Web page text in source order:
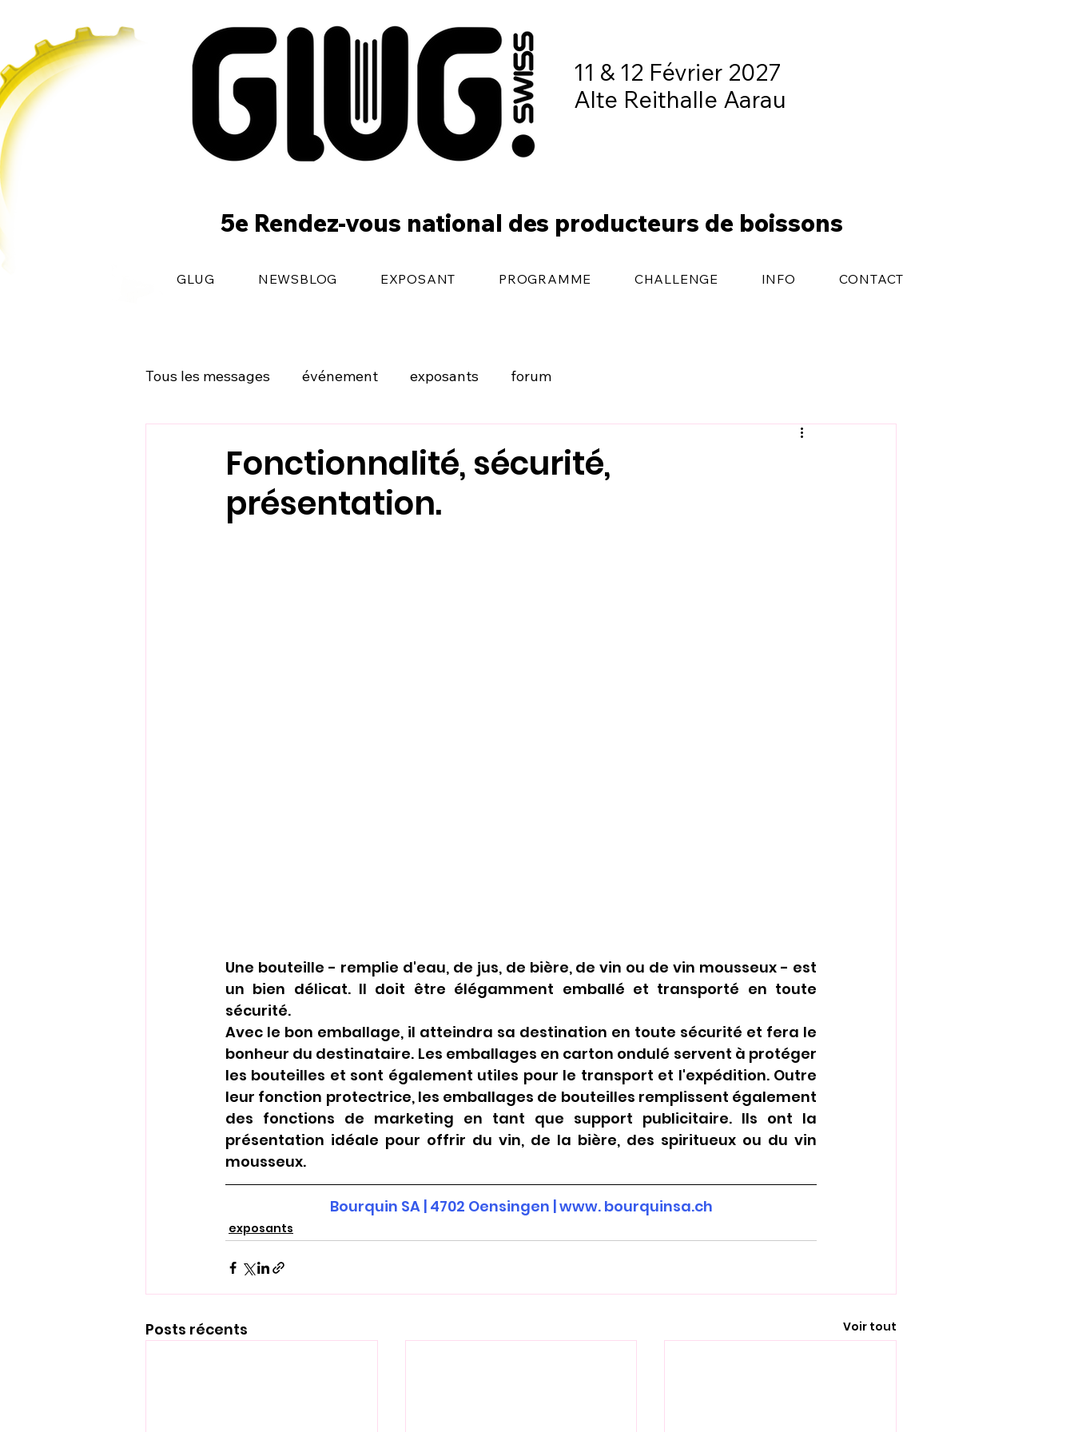
11 & 12 Février 2027
Alte Reithalle Aarau
5e Rendez-vous national des producteurs de boissons
GLUG NEWSBLOG EXPOSANT PROGRAMME CHALLENGE INFO CONTACT
Tous les messages événement exposants forum
Fonctionnalité, sécurité,
présentation.
Une bouteille - remplie d'eau, de jus, de bière, de vin ou de vin mousseux - est
un bien délicat. Il doit être élégamment emballé et transporté en toute
sécurité.
Avec le bon emballage, il atteindra sa destination en toute sécurité et fera le
bonheur du destinataire. Les emballages en carton ondulé servent à protéger
les bouteilles et sont également utiles pour le transport et l'expédition. Outre
leur fonction protectrice, les emballages de bouteilles remplissent également
des fonctions de marketing en tant que support publicitaire. Ils ont la
présentation idéale pour offrir du vin, de la bière, des spiritueux ou du vin
mousseux.
Bourquin SA | 4702 Oensingen | www. bourquinsa.ch
exposants
Posts récents Voir tout